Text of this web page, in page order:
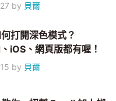
by 貝爾
打開深色模式？
iOS、網頁版都有喔！
by 貝爾